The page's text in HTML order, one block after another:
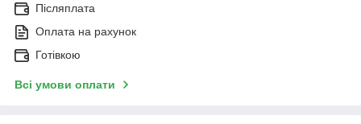
Післяплата
Оплата на рахунок
Готівкою
Всі умови оплати